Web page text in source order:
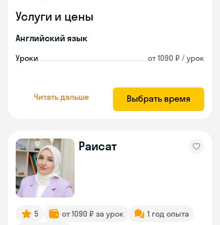
Услуги и цены
Английский язык
Уроки от 1090 ₽ / урок
Читать дальше Выбрать время
Раисат
5 от 1090 ₽ за урок
1 год опыта